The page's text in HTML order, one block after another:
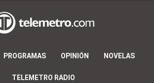
PROGRAMAS OPINIÓN NOVELAS
TELEMETRO RADIO